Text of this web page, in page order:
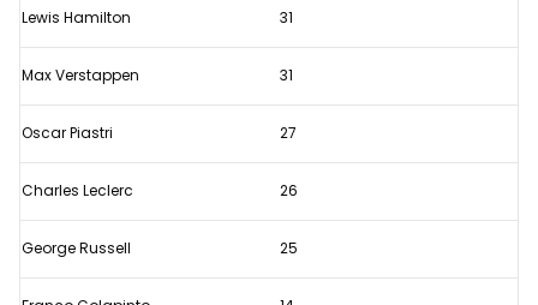
laat
grote
namen
in
F1-
lijstje
Lewis Hamilton 31
Max Verstappen 31
Oscar Piastri 27
Charles Leclerc 26
George Russell 25